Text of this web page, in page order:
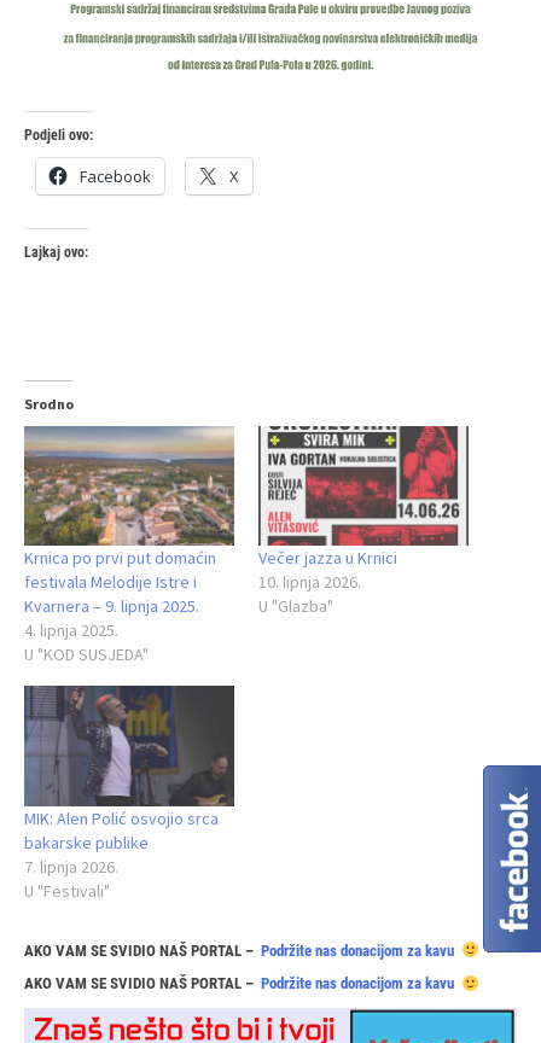
Podjeli ovo:
Facebook X
Lajkaj ovo:
Srodno
Krnica po prvi put domaćin
festivala Melodije Istre i
Kvarnera – 9. lipnja 2025.
4. lipnja 2025.
U "KOD SUSJEDA"
Večer jazza u Krnici
10. lipnja 2026.
U "Glazba"
MIK: Alen Polić osvojio srca
bakarske publike
7. lipnja 2026.
U "Festivali"
AKO VAM SE SVIDIO NAŠ PORTAL – Podržite nas donacijom za kavu
AKO VAM SE SVIDIO NAŠ PORTAL – Podržite nas donacijom za kavu